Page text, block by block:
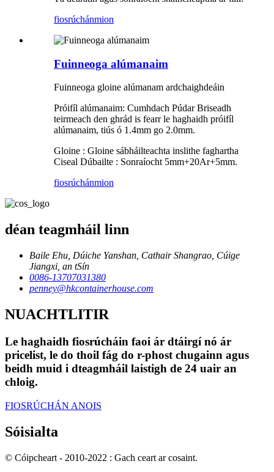
fiosrúchánmion
Fuinneoga alúmanaim
Fuinneoga gloine alúmanam ardchaighdeáin
Próifíl alúmanaim: Cumhdach Púdar Briseadh
teirmeach den ghrád is fearr le haghaidh próifíl
alúmanaim, tiús ó 1.4mm go 2.0mm.
Gloine : Gloine sábháilteachta inslithe faghartha
Ciseal Dúbailte : Sonraíocht 5mm+20Ar+5mm.
fiosrúchánmion
déan teagmháil linn
Baile Ehu, Dúiche Yanshan, Cathair Shangrao, Cúige
Jiangxi, an tSín
0086-13707031380
penney@hkcontainerhouse.com
NUACHTLITIR
Le haghaidh fiosrúcháin faoi ár dtáirgí nó ár
pricelist, le do thoil fág do r-phost chugainn agus
beidh muid i dteagmháil laistigh de 24 uair an
chloig.
FIOSRÚCHÁN ANOIS
Sóisialta
© Cóipcheart - 2010-2022 : Gach ceart ar cosaint.